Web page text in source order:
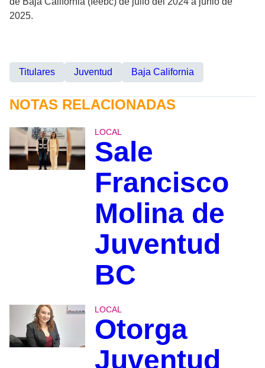
2025.
Titulares Juventud Baja California
NOTAS RELACIONADAS
LOCAL
Sale
Francisco
Molina de
Juventud
BC
LOCAL
Otorga
Juventud